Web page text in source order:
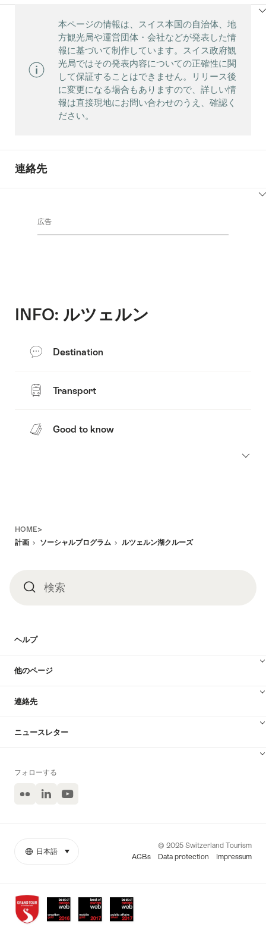
本ページの情報は、スイス本国の自治体、地
方観光局や運営団体・会社などが発表した情
報に基づいて制作しています。スイス政府観
光局ではその発表内容についての正確性に関
して保証することはできません。リリース後
に変更になる場合もありますので、詳しい情
報は直接現地にお問い合わせのうえ、確認く
ださい。
連絡先
広告
INFO: ルツェルン
Destination
Transport
Good to know
HOME>
計画
ソーシャルプログラム ルツェルン湖クルーズ
検 検索
ヘルプ
他のページ
連絡先
ニュースレター
フォローする
Flickr LinkedIn
ユ
ブ
Awards
More
© 2025 Switzerland Tourism
AGBs
Data protection Impressum
日本語 select (click to display)